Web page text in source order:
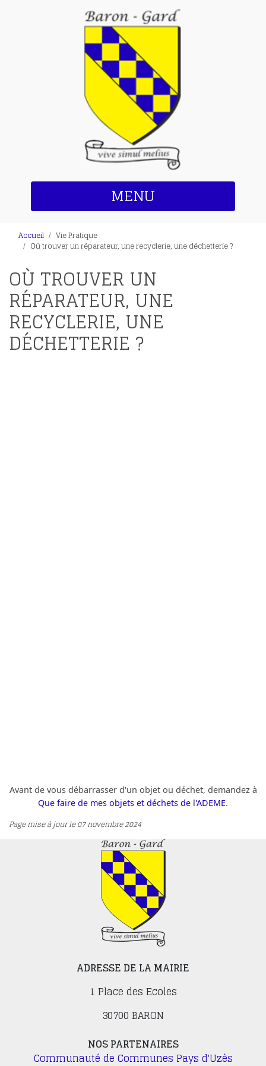
MENU
Accueil
Vie Pratique
Où trouver un réparateur, une recyclerie, une déchetterie ?
OÙ TROUVER UN
RÉPARATEUR, UNE
RECYCLERIE, UNE
DÉCHETTERIE ?
Avant de vous débarrasser d'un objet ou déchet, demandez à
Que faire de mes objets et déchets de l'ADEME.
Page mise à jour le 07 novembre 2024
ADRESSE DE LA MAIRIE
1 Place des Ecoles
30700 BARON
NOS PARTENAIRES
Communauté de Communes Pays d'Uzès